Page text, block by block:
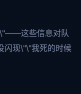
\"——这些信息对队
闪现\"\"我死的时候